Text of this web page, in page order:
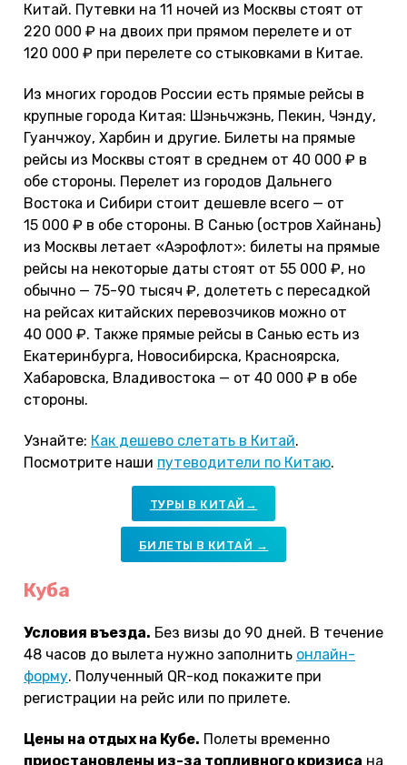
Китай. Путевки на 11 ночей из Москвы стоят от
220 000 ₽ на двоих при прямом перелете и от
120 000 ₽ при перелете со стыковками в Китае.
Из многих городов России есть прямые рейсы в
крупные города Китая: Шэньчжэнь, Пекин, Чэнду,
Гуанчжоу, Харбин и другие. Билеты на прямые
рейсы из Москвы стоят в среднем от 40 000 ₽ в
обе стороны. Перелет из городов Дальнего
Востока и Сибири стоит дешевле всего — от
15 000 ₽ в обе стороны. В Санью (остров Хайнань)
из Москвы летает «Аэрофлот»: билеты на прямые
рейсы на некоторые даты стоят от 55 000 ₽, но
обычно — 75-90 тысяч ₽, долететь с пересадкой
на рейсах китайских перевозчиков можно от
40 000 ₽. Также прямые рейсы в Санью есть из
Екатеринбурга, Новосибирска, Красноярска,
Хабаровска, Владивостока — от 40 000 ₽ в обе
стороны.
Узнайте: Как дешево слетать в Китай.
Посмотрите наши путеводители по Китаю.
ТУРЫ В КИТАЙ→
БИЛЕТЫ В КИТАЙ →
Куба
Условия въезда. Без визы до 90 дней. В течение
48 часов до вылета нужно заполнить онлайн-
форму. Полученный QR-код покажите при
регистрации на рейс или по прилете.
Цены на отдых на Кубе. Полеты временно
приостановлены из-за топливного кризиса на